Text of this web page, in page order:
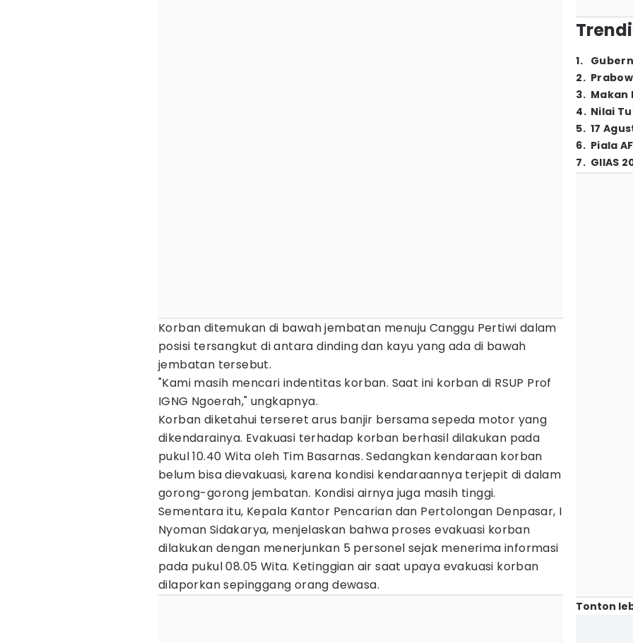
Korban ditemukan di bawah jembatan menuju Canggu Pertiwi dalam
posisi tersangkut di antara dinding dan kayu yang ada di bawah
jembatan tersebut.
"Kami masih mencari indentitas korban. Saat ini korban di RSUP Prof
IGNG Ngoerah," ungkapnya.
Korban diketahui terseret arus banjir bersama sepeda motor yang
dikendarainya. Evakuasi terhadap korban berhasil dilakukan pada
pukul 10.40 Wita oleh Tim Basarnas. Sedangkan kendaraan korban
belum bisa dievakuasi, karena kondisi kendaraannya terjepit di dalam
gorong-gorong jembatan. Kondisi airnya juga masih tinggi.
Sementara itu, Kepala Kantor Pencarian dan Pertolongan Denpasar, I
Nyoman Sidakarya, menjelaskan bahwa proses evakuasi korban
dilakukan dengan menerjunkan 5 personel sejak menerima informasi
pada pukul 08.05 Wita. Ketinggian air saat upaya evakuasi korban
dilaporkan sepinggang orang dewasa.
1.
2.
3. Makan
4. Nilai
5. 17
6. Piala
7. GIIAS
Tonton